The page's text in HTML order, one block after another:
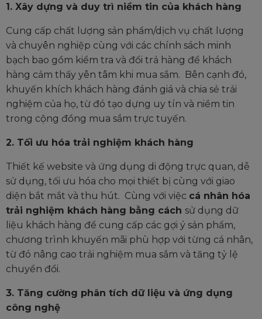
1. Xây dựng và duy trì niềm tin của khách hàng
Cung cấp chất lượng sản phẩm/dịch vụ chất lượng
và chuyên nghiệp cùng với các chính sách minh
bạch bao gồm kiểm tra và đổi trả hàng để khách
hàng cảm thấy yên tâm khi mua sắm. Bên cạnh đó,
khuyến khích khách hàng đánh giá và chia sẻ trải
nghiệm của họ, từ đó tạo dựng uy tín và niềm tin
trong cộng đồng mua sắm trực tuyến.
2. Tối ưu hóa trải nghiệm khách hàng
Thiết kế website và ứng dụng di động trực quan, dễ
sử dụng, tối ưu hóa cho mọi thiết bị cùng với giao
diện bắt mắt và thu hút. Cùng với việc cá nhân hóa
trải nghiệm khách hàng bằng cách sử dụng dữ
liệu khách hàng để cung cấp các gợi ý sản phẩm,
chương trình khuyến mãi phù hợp với từng cá nhân,
từ đó nâng cao trải nghiệm mua sắm và tăng tỷ lệ
chuyển đổi.
3. Tăng cường phân tích dữ liệu và ứng dụng
công nghệ